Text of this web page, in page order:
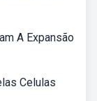
A Expansão
Celulas